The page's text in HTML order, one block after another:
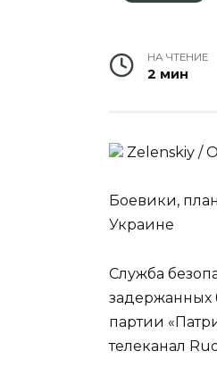
НА ЧТЕНИЕ
2 мин
Zеlеnskiу /
Боевики,
Украине
Служба
задержанных
партии
телеканал